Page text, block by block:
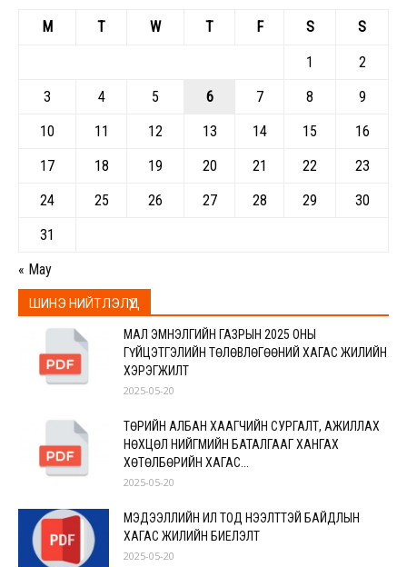
M T W T F S S
« May
1
2
3
4 5 6 7 8
9
10
11 12 13 14 15
16
17
18 19 20 21 22
23
24
25 26 27 28 29
30
31
ШИНЭ НИЙТЛЭЛҮҮД
МАЛ ЭМНЭЛГИЙН ГАЗРЫН 2025 ОНЫ
ГҮЙЦЭТГЭЛИЙН ТӨЛӨВЛӨГӨӨНИЙ ХАГАС ЖИЛИЙН
ХЭРЭГЖИЛТ
2025-05-20
ТӨРИЙН АЛБАН ХААГЧИЙН СУРГАЛТ, АЖИЛЛАХ
НӨХЦӨЛ НИЙГМИЙН БАТАЛГААГ ХАНГАХ
ХӨТӨЛБӨРИЙН ХАГАС...
2025-05-20
МЭДЭЭЛЛИЙН ИЛ ТОД НЭЭЛТТЭЙ БАЙДЛЫН
ХАГАС ЖИЛИЙН БИЕЛЭЛТ
2025-05-20